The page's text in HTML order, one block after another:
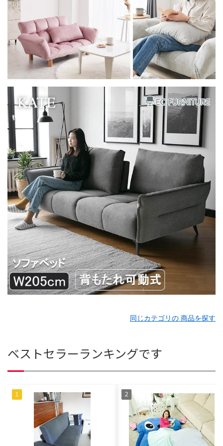
同じカテゴリの 商品を探す
ベストセラーランキングです